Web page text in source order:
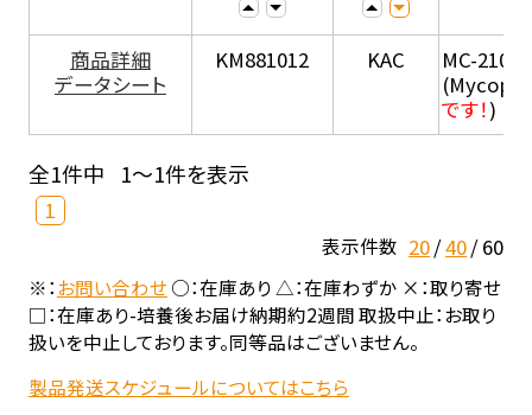
商品詳細
データシート
KM881012 KAC
MC-210 (
です！)
全1件中 1～1件を表示
1
表示件数 20 40 60
※：お問い合わせ○：在庫あり △：在庫わずか ×：取り寄せ
□：在庫あり-培養後お届け納期約2週間 取扱中止：お取り
扱いを中止しております。同等品はございません。
製品発送スケジュールについてはこちら